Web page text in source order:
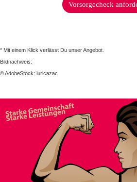
Vorsorgecheck
* Mit einem Klick verlässt Du unser Angebot.
Bildnachweis:
© AdobeStock: iuricazac